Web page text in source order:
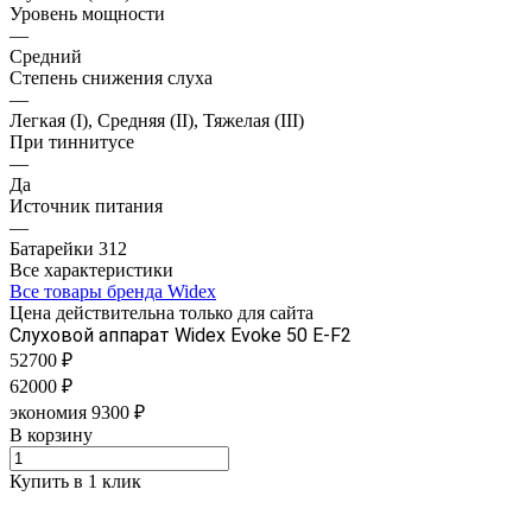
Уровень мощности
—
Средний
Степень снижения слуха
—
Легкая (I), Средняя (II), Тяжелая (III)
При тиннитусе
—
Да
Источник питания
—
Батарейки 312
Все характеристики
Все товары бренда Widex
Цена действительна только для сайта
Слуховой аппарат Widex Evoke 50 E-F2
52700 ₽
62000 ₽
экономия 9300 ₽
В корзину
Купить в 1 клик